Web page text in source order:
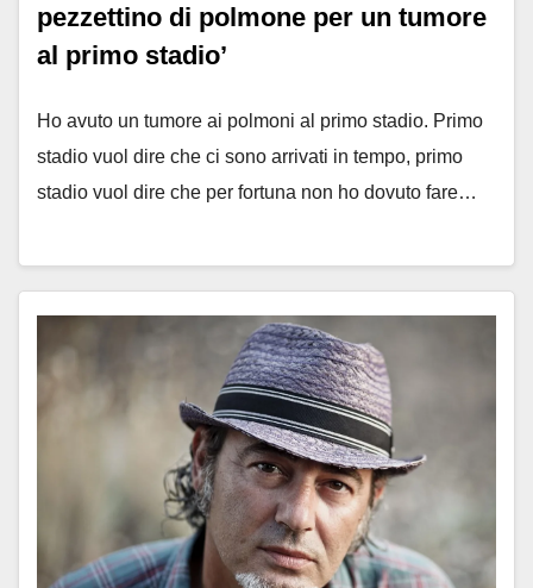
pezzettino di polmone per un tumore
al primo stadio’
Ho avuto un tumore ai polmoni al primo stadio. Primo
stadio vuol dire che ci sono arrivati in tempo, primo
stadio vuol dire che per fortuna non ho dovuto fare…